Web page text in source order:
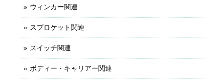
ウィンカー関連
スプロケット関連
スイッチ関連
ボディー・キャリアー関連